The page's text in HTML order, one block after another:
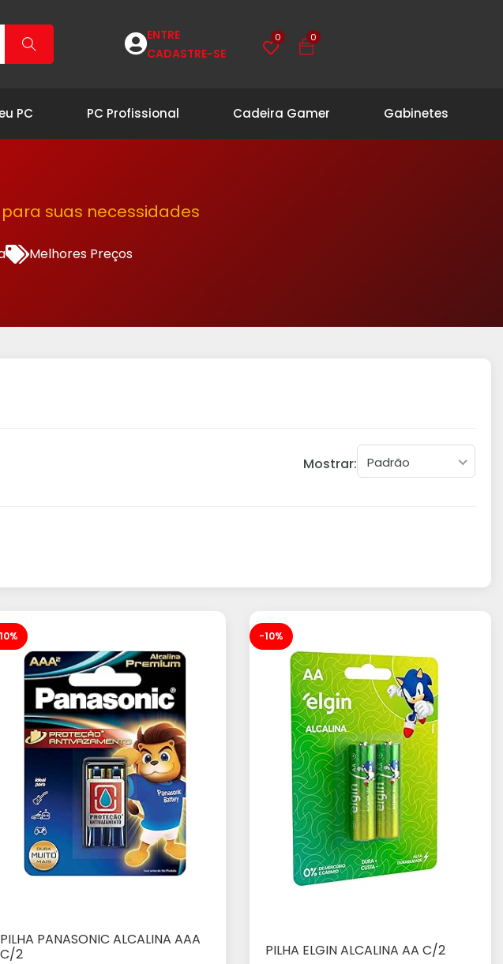
ENTRE
CADASTRE-SE
0 0
PC PC Profissional Cadeira Gamer Gabinetes
suas necessidades
Melhores Preços
Mostrar: Padrão
Adicionar ao Carrinho
PILHA PANASONIC ALCALINA AAA
C/2
-10%
Adicionar ao Carrinho
PILHA ELGIN ALCALINA AA C/2